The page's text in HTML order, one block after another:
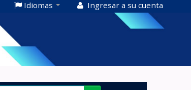
Idiomas Ingresar a su cuenta